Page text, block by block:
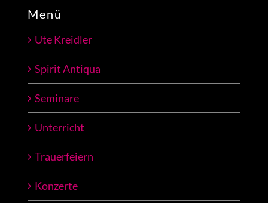
Menü
Ute Kreidler
Spirit Antiqua
Seminare
Unterricht
Trauerfeiern
Konzerte